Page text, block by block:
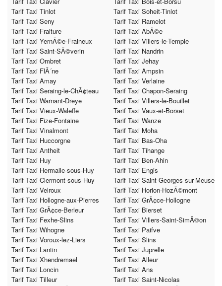
Tarif Taxi Tinlot
Tarif Taxi Soheit-Tinlot
Tarif Taxi Seny
Tarif Taxi Ramelot
Tarif Taxi Fraiture
Tarif Taxi AbÃ©e
Tarif Taxi YernÃ©e-Fraineux
Tarif Taxi Villers-le-Temple
Tarif Taxi Saint-SÃ©verin
Tarif Taxi Nandrin
Tarif Taxi Ombret
Tarif Taxi Jehay
Tarif Taxi FlÃ´ne
Tarif Taxi Ampsin
Tarif Taxi Amay
Tarif Taxi Verlaine
Tarif Taxi Seraing-le-ChÃ¢teau
Tarif Taxi Chapon-Seraing
Tarif Taxi Warnant-Dreye
Tarif Taxi Villers-le-Bouillet
Tarif Taxi Vieux-Waleffe
Tarif Taxi Vaux-et-Borset
Tarif Taxi Fize-Fontaine
Tarif Taxi Wanze
Tarif Taxi Vinalmont
Tarif Taxi Moha
Tarif Taxi Huccorgne
Tarif Taxi Bas-Oha
Tarif Taxi Antheit
Tarif Taxi Tihange
Tarif Taxi Huy
Tarif Taxi Ben-Ahin
Tarif Taxi Hermalle-sous-Huy
Tarif Taxi Engis
Tarif Taxi Clermont-sous-Huy
Tarif Taxi Saint-Georges-sur-Meuse
Tarif Taxi Velroux
Tarif Taxi Horion-HozÃ©mont
Tarif Taxi Hollogne-aux-Pierres
Tarif Taxi GrÃ¢ce-Hollogne
Tarif Taxi GrÃ¢ce-Berleur
Tarif Taxi Bierset
Tarif Taxi Fexhe-Slins
Tarif Taxi Villers-Saint-SimÃ©on
Tarif Taxi Wihogne
Tarif Taxi Paifve
Tarif Taxi Voroux-lez-Liers
Tarif Taxi Slins
Tarif Taxi Lantin
Tarif Taxi Juprelle
Tarif Taxi Xhendremael
Tarif Taxi Alleur
Tarif Taxi Loncin
Tarif Taxi Ans
Tarif Taxi Tilleur
Tarif Taxi Saint-Nicolas